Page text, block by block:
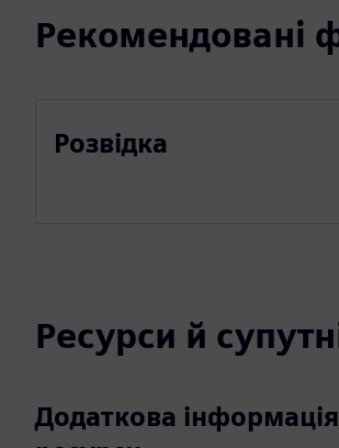
Рекомендовані
Розвідка
Ресурси й
Додаткова